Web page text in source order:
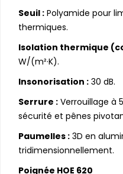
Seuil : Polyamide pour
thermiques.
Isolation thermique
W/(m²·K).
Insonorisation : 30 dB.
Serrure : Verrouillage à
sécurité et pênes
Paumelles : 3D en
tridimensionnellement.
Poignée HOE 620